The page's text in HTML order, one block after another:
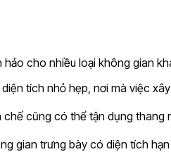
hảo cho nhiều loại không gian
tích nhỏ hẹp, nơi mà việc
cũng có thể tận dụng
gian trưng bày có diện tích